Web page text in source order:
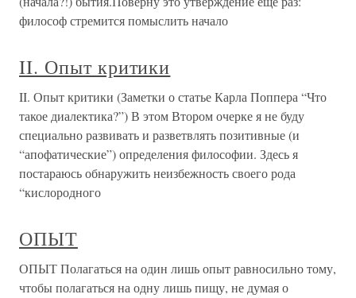
философ стремится помыслить начало
II. Опыт критики
II. Опыт критики (Заметки о статье Карла Поппера “Что
такое диалектика?”) В этом Втором очерке я не буду
специально развивать и разветвлять позитивные (и
“апофатические”) определения философии. Здесь я
постараюсь обнаружить неизбежность своего рода
“кислородного
ОПЫТ
ОПЫТ Полагаться на один лишь опыт равносильно тому,
чтобы полагаться на одну лишь пищу, не думая о